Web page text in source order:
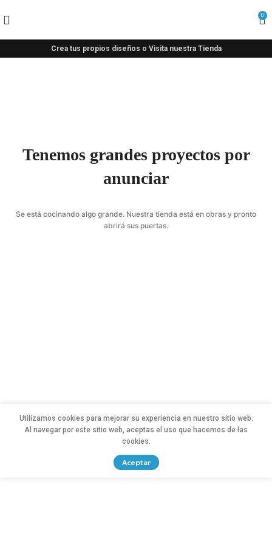
0
Crea tus propios diseños o Visita nuestra Tienda
Tenemos grandes proyectos por
anunciar
Se está cocinando algo grande. Nuestra tienda está en obras y pronto
abrirá sus puertas.
Utilizamos cookies para mejorar su experiencia en nuestro sitio web.
Al navegar por este sitio web, aceptas el uso que hacemos de las
cookies.
Aceptar